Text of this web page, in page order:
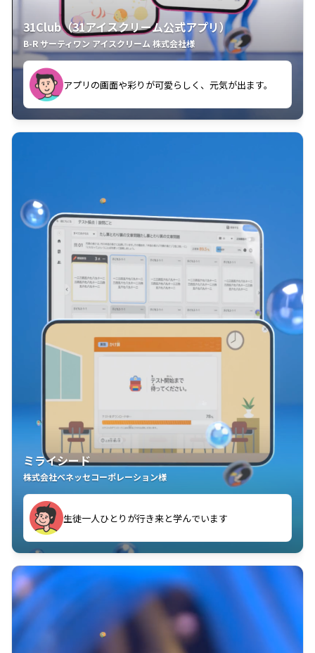
31Club（31アイスクリーム公式アプリ）
B-R サーティワン アイスクリーム 株式会社様
アプリの画面や彩りが可愛らしく、元気が出ます。
クラスごとに特典があるようなので使うのが楽しいで
す。
ミライシード
株式会社ベネッセコーポレーション様
生徒一人ひとりが行き来と学んでいます
教室中の児童生徒が「問題が解けてうれしい」「解く
ことが楽しい」を実感しています